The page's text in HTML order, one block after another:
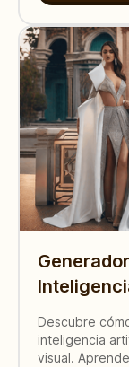
Descubre
inteligencia
visual.